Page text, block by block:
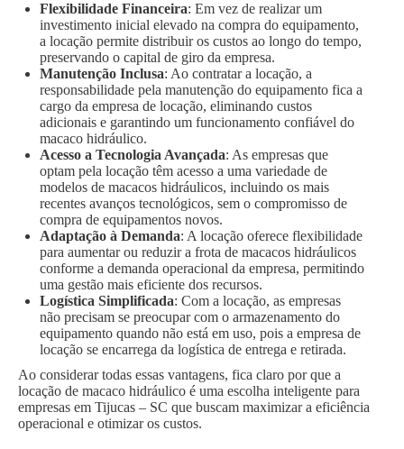
Flexibilidade Financeira: Em vez de realizar um
investimento inicial elevado na compra do equipamento,
a locação permite distribuir os custos ao longo do tempo,
preservando o capital de giro da empresa.
Manutenção Inclusa: Ao contratar a locação, a
responsabilidade pela manutenção do equipamento fica a
cargo da empresa de locação, eliminando custos
adicionais e garantindo um funcionamento confiável do
macaco hidráulico.
Acesso a Tecnologia Avançada: As empresas que
optam pela locação têm acesso a uma variedade de
modelos de macacos hidráulicos, incluindo os mais
recentes avanços tecnológicos, sem o compromisso de
compra de equipamentos novos.
Adaptação à Demanda: A locação oferece flexibilidade
para aumentar ou reduzir a frota de macacos hidráulicos
conforme a demanda operacional da empresa, permitindo
uma gestão mais eficiente dos recursos.
Logística Simplificada: Com a locação, as empresas
não precisam se preocupar com o armazenamento do
equipamento quando não está em uso, pois a empresa de
locação se encarrega da logística de entrega e retirada.
Ao considerar todas essas vantagens, fica claro por que a
locação de macaco hidráulico é uma escolha inteligente para
empresas em Tijucas – SC que buscam maximizar a eficiência
operacional e otimizar os custos.